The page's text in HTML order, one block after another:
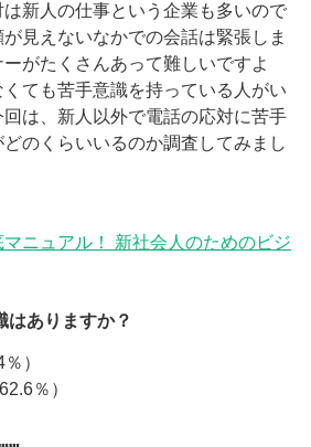
新人の仕事という企業も多いので
見えないなかでの会話は緊張しま
がたくさんあって難しいですよ
ても苦手意識を持っている人がい
は、新人以外で電話の応対に苦手
のくらいいるのか調査してみまし
ニュアル！ 新社会人のためのビジ
ありますか？
）
％）